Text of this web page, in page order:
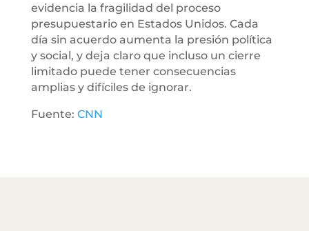
evidencia la fragilidad del proceso
presupuestario en Estados Unidos. Cada
día sin acuerdo aumenta la presión política
y social, y deja claro que incluso un cierre
limitado puede tener consecuencias
amplias y difíciles de ignorar.
Fuente: CNN